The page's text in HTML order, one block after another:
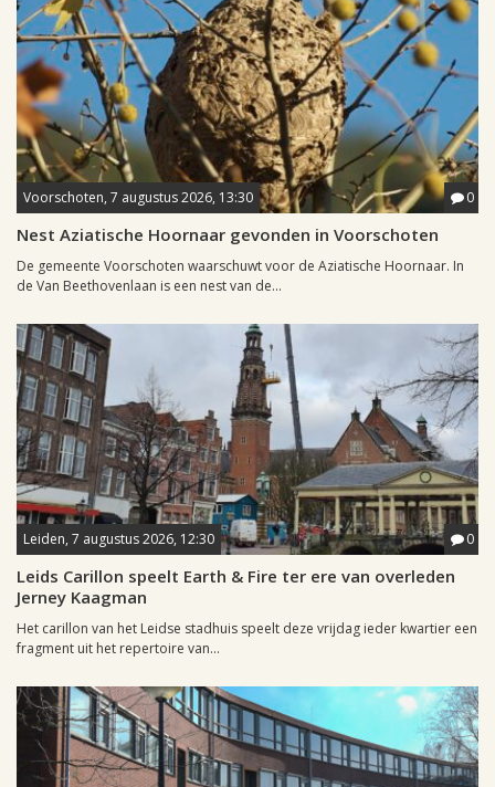
Voorschoten, 7 augustus 2026, 13:30 0
Nest Aziatische Hoornaar gevonden in Voorschoten
De gemeente Voorschoten waarschuwt voor de Aziatische Hoornaar. In
de Van Beethovenlaan is een nest van de...
Leiden, 7 augustus 2026, 12:30 0
Leids Carillon speelt Earth & Fire ter ere van overleden
Jerney Kaagman
Het carillon van het Leidse stadhuis speelt deze vrijdag ieder kwartier een
fragment uit het repertoire van...